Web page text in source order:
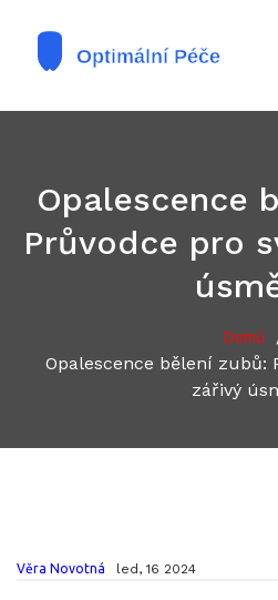
Opalescence
Průvodce pro
Domů
Opalescence bělení zubů:
zářivý
Věra Novotná led, 16 2024